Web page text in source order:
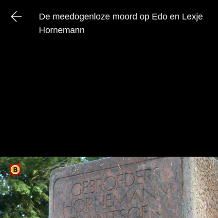
De meedogenloze moord op Edo en Lexje
Hornemann